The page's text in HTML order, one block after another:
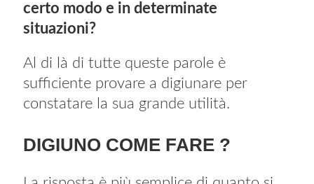
certo modo e in determinate
situazioni?
Al di là di tutte queste parole è
sufficiente provare a digiunare per
constatare la sua grande utilità.
DIGIUNO COME FARE ?